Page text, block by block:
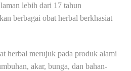
lebih dari 17 tahun
berbagai obat herbal berkhasiat
herbal merujuk pada produk alami
akar, bunga, dan bahan-